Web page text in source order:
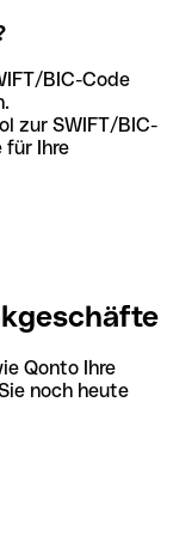
BIC-Code
zur SWIFT/BIC-
für Ihre
Qonto Ihre
noch heute